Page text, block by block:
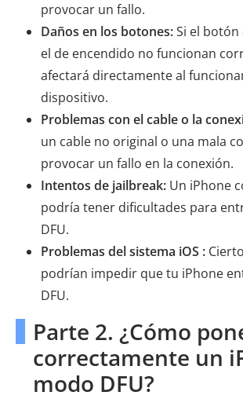
provocar un fallo.
Daños en los botones:Si el
el de encendido no funcionan
afectará directamente al
dispositivo.
Problemas con el cable o la
un cable no original o una mala
provocar un fallo en la conexión.
Intentos de jailbreak: Un iPhone
podría tener dificultades para
DFU.
Problemas del sistema iOS :
podrían impedir que tu iPhone
DFU.
Parte 2. ¿Cómo
correctamente un
modo DFU?